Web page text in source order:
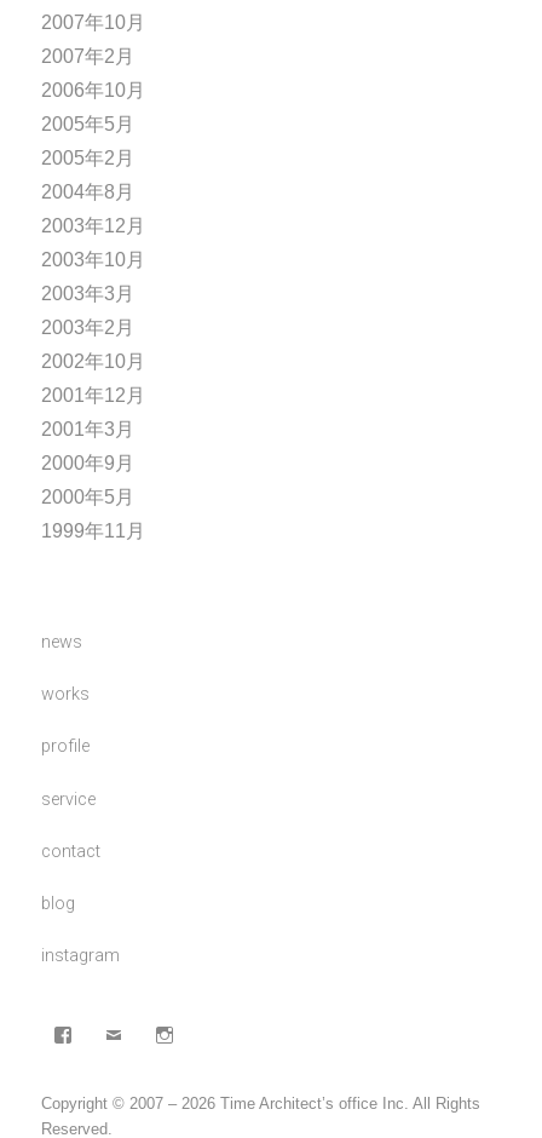
2007年10月
2007年2月
2006年10月
2005年5月
2005年2月
2004年8月
2003年12月
2003年10月
2003年3月
2003年2月
2002年10月
2001年12月
2001年3月
2000年9月
2000年5月
1999年11月
news
works
profile
service
contact
blog
instagram
facebook
mail
Copyright © 2007 – 2026 Time Architect’s office Inc. All Rights
Reserved.